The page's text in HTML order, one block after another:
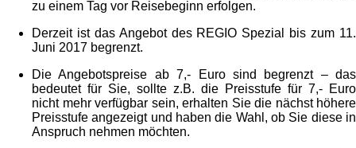
zu einem Tag vor Reisebeginn erfolgen.
Derzeit ist das Angebot des REGIO Spezial bis zum 11.
Juni 2017 begrenzt.
Die Angebotspreise ab 7,- Euro sind begrenzt – das
bedeutet für Sie, sollte z.B. die Preisstufe für 7,- Euro
nicht mehr verfügbar sein, erhalten Sie die nächst höhere
Preisstufe angezeigt und haben die Wahl, ob Sie diese in
Anspruch nehmen möchten.